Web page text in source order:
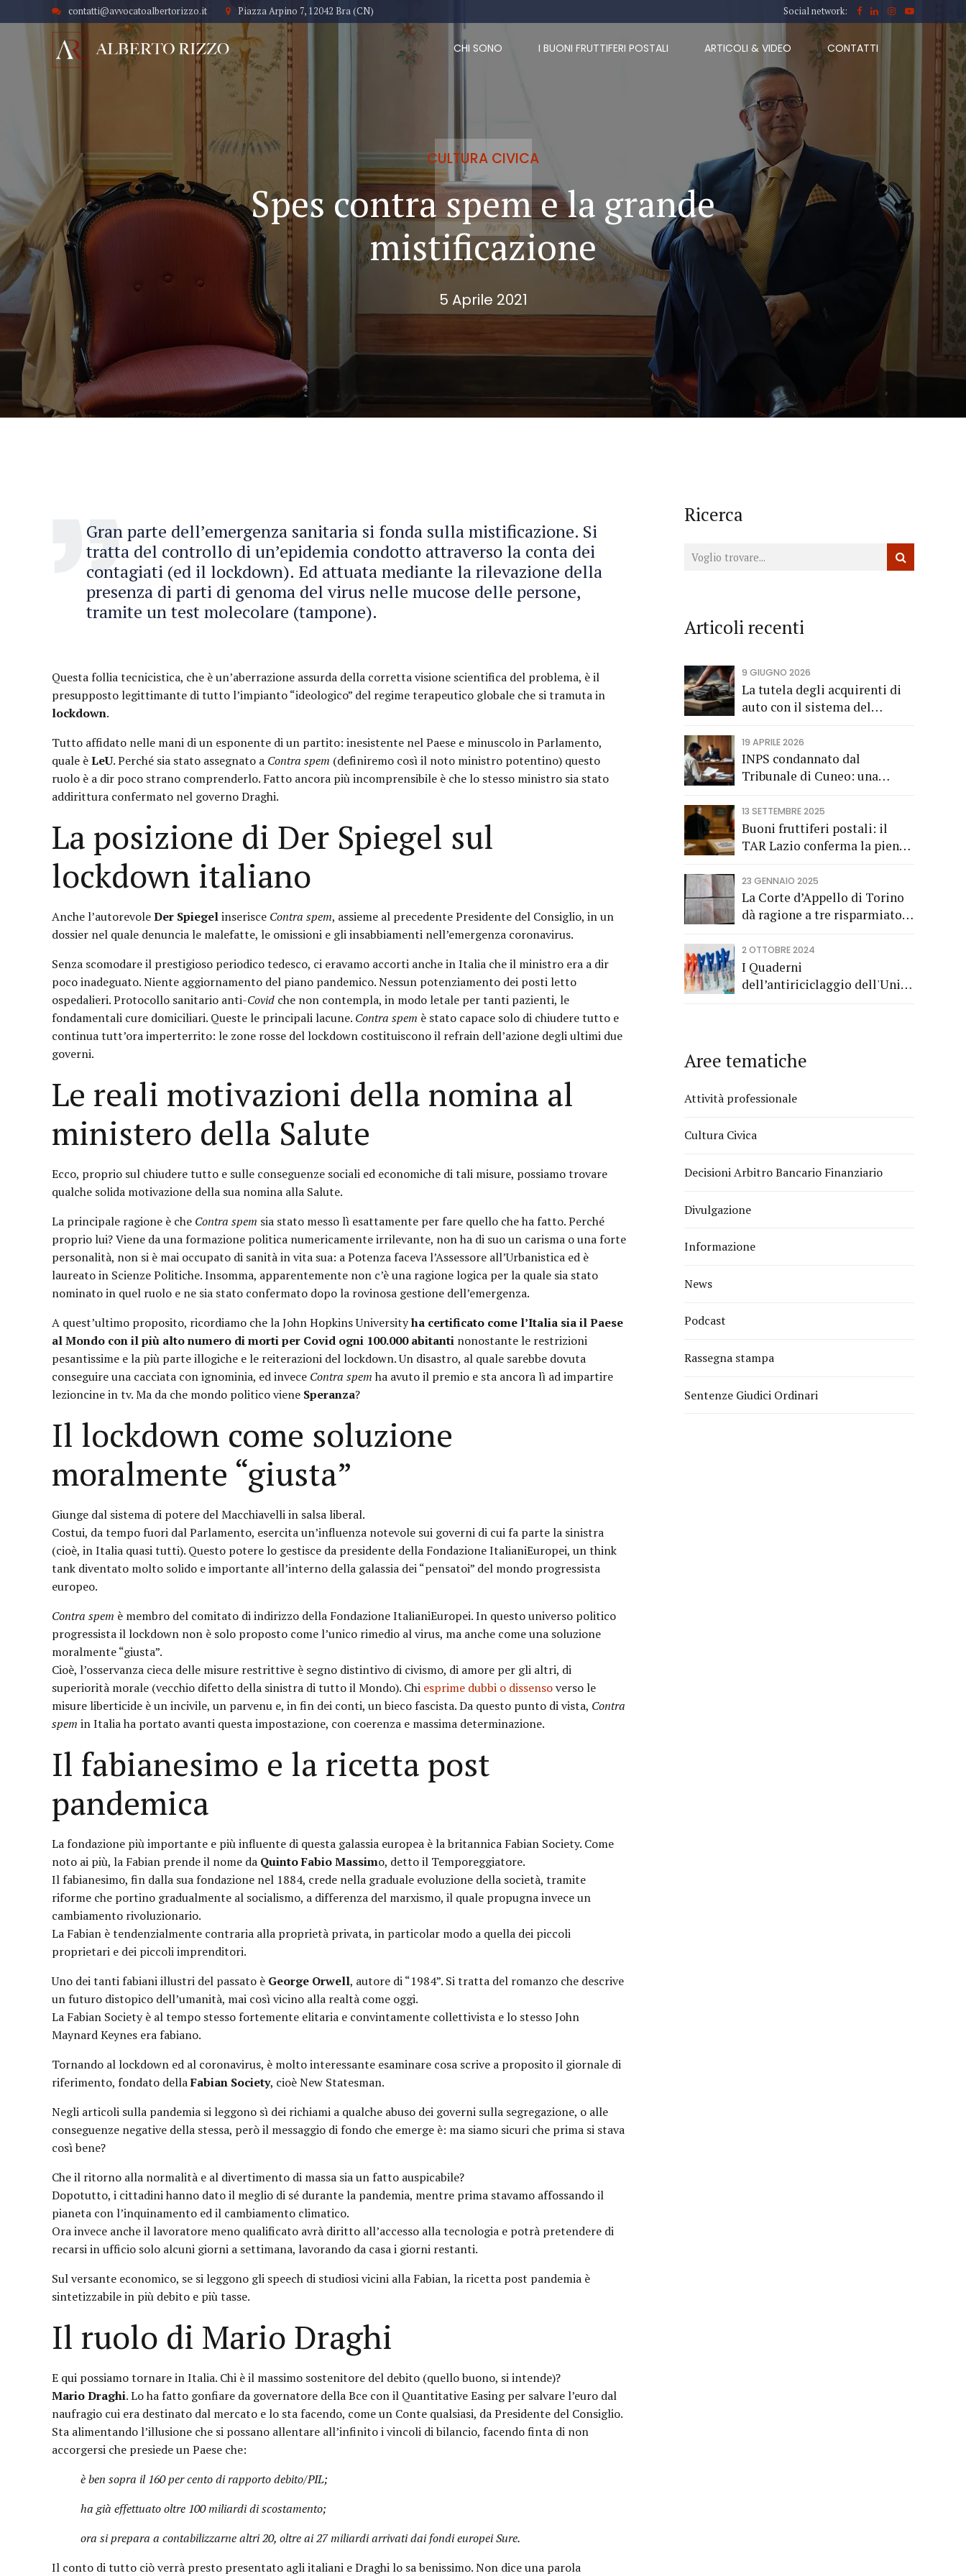
contatti@avvocatoalbertorizzo.it Piazza Arpino 7, 12042 Bra (CN) Social network:
CHI SONO I BUONI FRUTTIFERI POSTALI ARTICOLI & VIDEO CONTATTI
CULTURA CIVICA
Spes contra spem e la grande
mistificazione
5 Aprile 2021
Gran parte dell’emergenza sanitaria si fonda sulla mistificazione. Si
tratta del controllo di un’epidemia condotto attraverso la conta dei
contagiati (ed il lockdown). Ed attuata mediante la rilevazione della
presenza di parti di genoma del virus nelle mucose delle persone,
tramite un test molecolare (tampone).
Questa follia tecnicistica, che è un’aberrazione assurda della corretta visione scientifica del problema, è il
presupposto legittimante di tutto l’impianto “ideologico” del regime terapeutico globale che si tramuta in
lockdown.
Tutto affidato nelle mani di un esponente di un partito: inesistente nel Paese e minuscolo in Parlamento,
quale èLeU. Perché sia stato assegnato a Contra spem (definiremo così il noto ministro potentino) questo
ruolo è a dir poco strano comprenderlo. Fatto ancora più incomprensibile è che lo stesso ministro sia stato
addirittura confermato nel governo Draghi.
La posizione di Der Spiegel sul
lockdown italiano
Anche l’autorevoleDer Spiegelinserisce Contra spem, assieme al precedente Presidente del Consiglio, in un
dossier nel quale denuncia le malefatte, le omissioni e gli insabbiamenti nell’emergenza coronavirus.
Senza scomodare il prestigioso periodico tedesco, ci eravamo accorti anche in Italia che il ministro era a dir
poco inadeguato. Niente aggiornamento del piano pandemico. Nessun potenziamento dei posti letto
ospedalieri. Protocollo sanitario anti-Covid che non contempla, in modo letale per tanti pazienti, le
fondamentali cure domiciliari. Queste le principali lacune. Contra spem è stato capace solo di chiudere tutto e
continua tutt’ora imperterrito: le zone rosse del lockdown costituiscono il refrain dell’azione degli ultimi due
governi.
Le reali motivazioni della nomina al
ministero della Salute
Ecco, proprio sul chiudere tutto e sulle conseguenze sociali ed economiche di tali misure, possiamo trovare
qualche solida motivazione della sua nomina alla Salute.
La principale ragione è che Contra spem sia stato messo lì esattamente per fare quello che ha fatto. Perché
proprio lui? Viene da una formazione politica numericamente irrilevante, non ha di suo un carisma o una forte
personalità, non si è mai occupato di sanità in vita sua: a Potenza faceva l’Assessore all’Urbanistica ed è
laureato in Scienze Politiche. Insomma, apparentemente non c’è una ragione logica per la quale sia stato
nominato in quel ruolo e ne sia stato confermato dopo la rovinosa gestione dell’emergenza.
A quest’ultimo proposito, ricordiamo che la John Hopkins Universityha certificato come l’Italia sia il Paese
al Mondo con il più alto numero di morti per Covid ogni 100.000 abitanti nonostante le restrizioni
pesantissime e la più parte illogiche e le reiterazioni del lockdown. Un disastro, al quale sarebbe dovuta
conseguire una cacciata con ignominia, ed invece Contra spem ha avuto il premio e sta ancora lì ad impartire
lezioncine in tv. Ma da che mondo politico viene Speranza?
Il lockdown come soluzione
moralmente “giusta”
Giunge dal sistema di potere del Macchiavelli in salsa liberal.
Costui, da tempo fuori dal Parlamento, esercita un’influenza notevole sui governi di cui fa parte la sinistra
(cioè, in Italia quasi tutti). Questo potere lo gestisce da presidente della Fondazione ItalianiEuropei, un think
tank diventato molto solido e importante all’interno della galassia dei “pensatoi” del mondo progressista
europeo.
Contra spem è membro del comitato di indirizzo della Fondazione ItalianiEuropei. In questo universo politico
progressista il lockdown non è solo proposto come l’unico rimedio al virus, ma anche come una soluzione
moralmente “giusta”.
Cioè, l’osservanza cieca delle misure restrittive è segno distintivo di civismo, di amore per gli altri, di
superiorità morale (vecchio difetto della sinistra di tutto il Mondo). Chi esprime dubbi o dissensoverso le
misure liberticide è un incivile, un parvenu e, in fin dei conti, un bieco fascista. Da questo punto di vista, Contra
spem in Italia ha portato avanti questa impostazione, con coerenza e massima determinazione.
Il fabianesimo e la ricetta post
pandemica
La fondazione più importante e più influente di questa galassia europea è la britannica Fabian Society. Come
noto ai più, la Fabian prende il nome da Quinto Fabio Massimo, detto il Temporeggiatore.
Il fabianesimo, fin dalla sua fondazione nel 1884, crede nella graduale evoluzione della società, tramite
riforme che portino gradualmente al socialismo, a differenza del marxismo, il quale propugna invece un
cambiamento rivoluzionario.
La Fabian è tendenzialmente contraria alla proprietà privata, in particolar modo a quella dei piccoli
proprietari e dei piccoli imprenditori.
Uno dei tanti fabiani illustri del passato è George Orwell, autore di “1984”. Si tratta del romanzo che descrive
un futuro distopico dell’umanità, mai così vicino alla realtà come oggi.
La Fabian Society è al tempo stesso fortemente elitaria e convintamente collettivista e lo stesso John
Maynard Keynes era fabiano.
Tornando al lockdown ed al coronavirus, è molto interessante esaminare cosa scrive a proposito il giornale di
riferimento, fondato dellaFabian Society, cioè New Statesman.
Negli articoli sulla pandemia si leggono sì dei richiami a qualche abuso dei governi sulla segregazione, o alle
conseguenze negative della stessa, però il messaggio di fondo che emerge è: ma siamo sicuri che prima si stava
così bene?
Che il ritorno alla normalità e al divertimento di massa sia un fatto auspicabile?
Dopotutto, i cittadini hanno dato il meglio di sé durante la pandemia, mentre prima stavamo affossando il
pianeta con l’inquinamento ed il cambiamento climatico.
Ora invece anche il lavoratore meno qualificato avrà diritto all’accesso alla tecnologia e potrà pretendere di
recarsi in ufficio solo alcuni giorni a settimana, lavorando da casa i giorni restanti.
Sul versante economico, se si leggono gli speech di studiosi vicini alla Fabian, la ricetta post pandemia è
sintetizzabile in più debito e più tasse.
Il ruolo di Mario Draghi
E qui possiamo tornare in Italia. Chi è il massimo sostenitore del debito (quello buono, si intende)?
Mario Draghi. Lo ha fatto gonfiare da governatore della Bce con il Quantitative Easing per salvare l’euro dal
naufragio cui era destinato dal mercato e lo sta facendo, come un Conte qualsiasi, da Presidente del Consiglio.
Sta alimentando l’illusione che si possano allentare all’infinito i vincoli di bilancio, facendo finta di non
accorgersi che presiede un Paese che:
è ben sopra il 160 per cento di rapporto debito/PIL;
ha già effettuato oltre 100 miliardi di scostamento;
ora si prepara a contabilizzarne altri 20, oltre ai 27 miliardi arrivati dai fondi europei Sure.
Il conto di tutto ciò verrà presto presentato agli italiani e Draghi lo sa benissimo. Non dice una parola
Ricerca
Articoli recenti
9 GIUGNO 2026
La tutela degli acquirenti di
auto con il sistema del
19 APRILE 2026
INPS condannato dal
Tribunale di Cuneo: una
Fossano vince una causa
grazie all’Avv. Alberto Rizzo
di Bra
13 SETTEMBRE 2025
Buoni fruttiferi postali: il
TAR Lazio conferma la piena
Consumo a tutela dei
risparmiatori titolari di buoni
fruttiferi postali.
23 GENNAIO 2025
La Corte d’Appello di Torino
dà ragione a tre risparmiatori
2 OTTOBRE 2024
I Quaderni
dell’antiriciclaggio dell'Unità
Aree tematiche
Attività professionale
Cultura Civica
Decisioni Arbitro Bancario Finanziario
Divulgazione
Informazione
News
Podcast
Rassegna stampa
Sentenze Giudici Ordinari